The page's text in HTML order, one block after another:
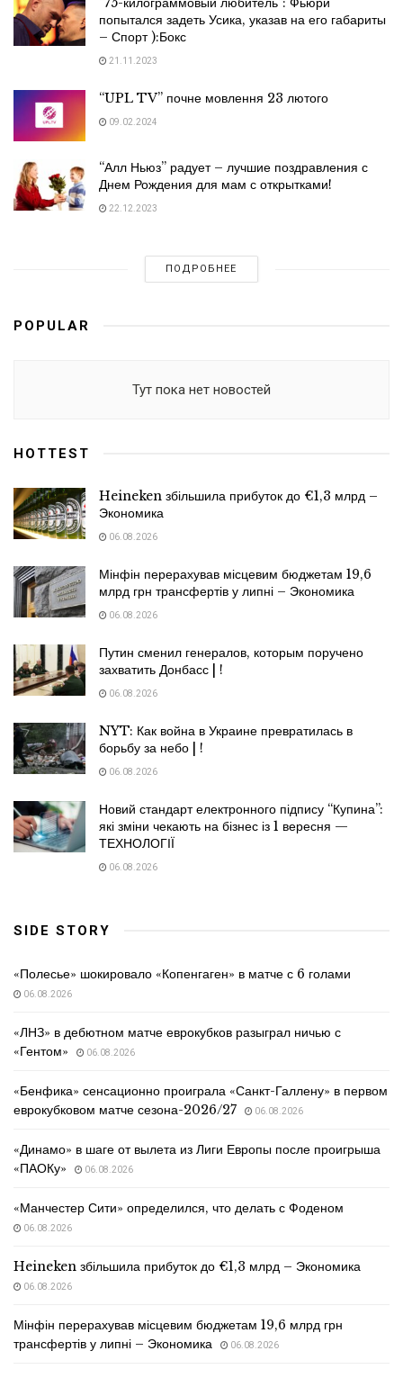
попытался задеть Усика, указав на его габариты
– Спорт ):Бокс
21.11.2023
“UPL TV” почне мовлення 23 лютого
09.02.2024
“Алл Ньюз” радует – лучшие поздравления с
Днем Рождения для мам с открытками!
22.12.2023
ПОДРОБНЕЕ
POPULAR
Тут пока нет новостей
HOTTEST
Heineken збільшила прибуток до €1,3 млрд –
Экономика
06.08.2026
Мінфін перерахував місцевим бюджетам 19,6
млрд грн трансфертів у липні – Экономика
06.08.2026
Путин сменил генералов, которым поручено
захватить Донбасс | !
06.08.2026
NYT: Как война в Украине превратилась в
борьбу за небо | !
06.08.2026
Новий стандарт електронного підпису “Купина”:
які зміни чекають на бізнес із 1 вересня —
ТЕХНОЛОГІЇ
06.08.2026
SIDE STORY
«Полесье» шокировало «Копенгаген» в матче с 6 голами
06.08.2026
«ЛНЗ» в дебютном матче еврокубков разыграл ничью с
«Гентом»
06.08.2026
«Бенфика» сенсационно проиграла «Санкт-Галлену» в первом
еврокубковом матче сезона-2026/27
06.08.2026
«Динамо» в шаге от вылета из Лиги Европы после проигрыша
«ПАОКу»
06.08.2026
«Манчестер Сити» определился, что делать с Фоденом
06.08.2026
Heineken збільшила прибуток до €1,3 млрд – Экономика
06.08.2026
Мінфін перерахував місцевим бюджетам 19,6 млрд грн
трансфертів у липні – Экономика
06.08.2026